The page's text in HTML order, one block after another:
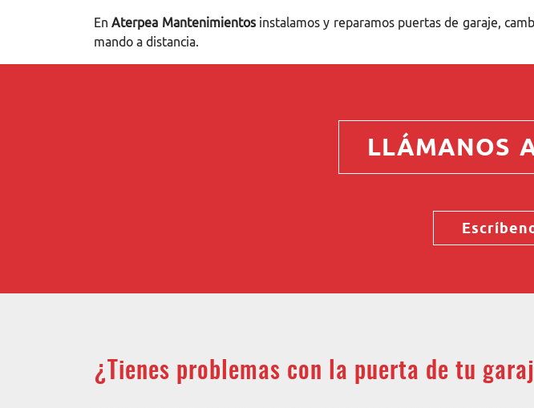
EnAterpea Mantenimientosinstalamos y reparamos puertas de garaje,
mando a distancia.
LLÁMANOS
¿Tienes problemas con la puerta de tu